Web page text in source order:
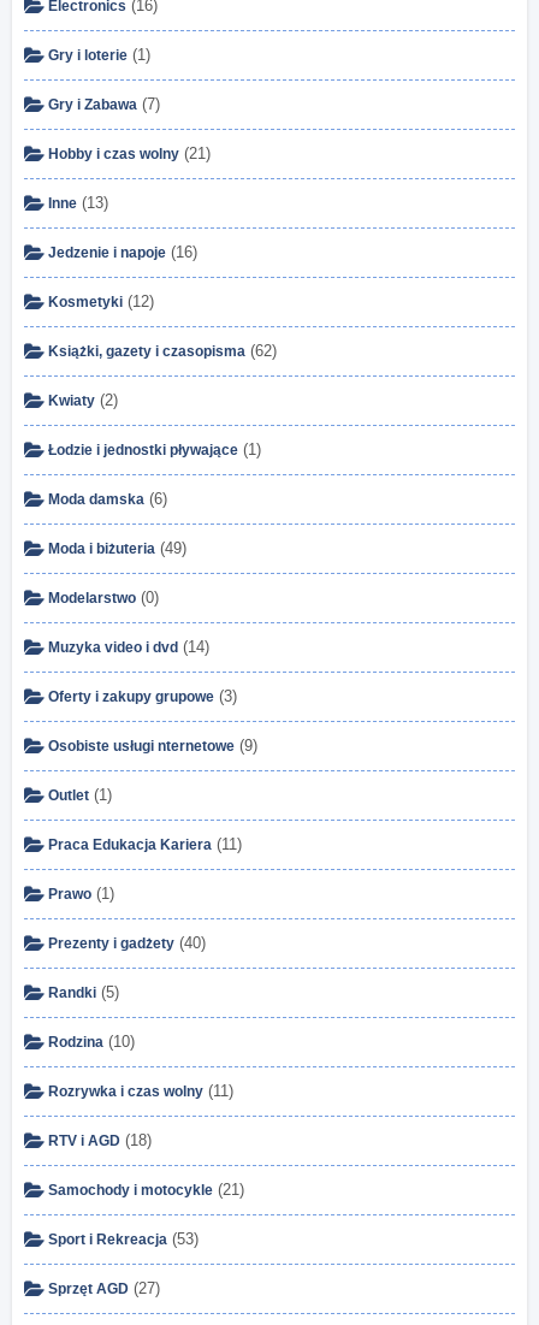
Electronics (16)
Gry i loterie (1)
Gry i Zabawa (7)
Hobby i czas wolny (21)
Inne (13)
Jedzenie i napoje (16)
Kosmetyki (12)
Książki, gazety i czasopisma (62)
Kwiaty (2)
Łodzie i jednostki pływające (1)
Moda damska (6)
Moda i biżuteria (49)
Modelarstwo (0)
Muzyka video i dvd (14)
Oferty i zakupy grupowe (3)
Osobiste usługi nternetowe (9)
Outlet (1)
Praca Edukacja Kariera (11)
Prawo (1)
Prezenty i gadżety (40)
Randki (5)
Rodzina (10)
Rozrywka i czas wolny (11)
RTV i AGD (18)
Samochody i motocykle (21)
Sport i Rekreacja (53)
Sprzęt AGD (27)